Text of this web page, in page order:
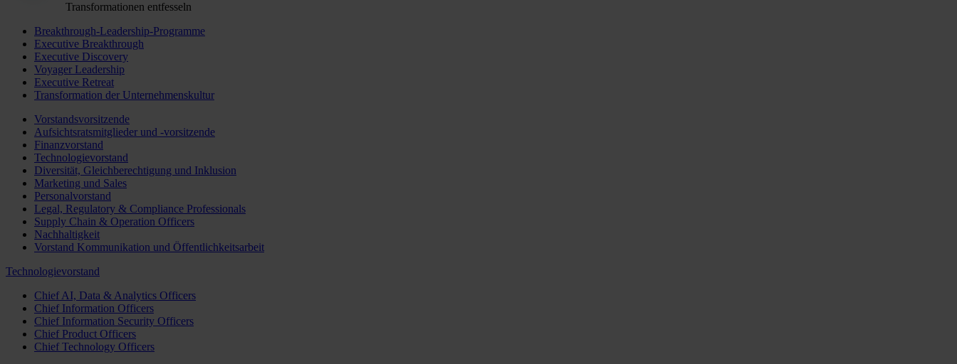
Transformationen entfesseln
Breakthrough-Leadership-Programme
Executive Breakthrough
Executive Discovery
Voyager Leadership
Executive Retreat
Transformation der Unternehmenskultur
Vorstandsvorsitzende
Aufsichtsratsmitglieder und -vorsitzende
Finanzvorstand
Technologievorstand
Diversität, Gleichberechtigung und Inklusion
Marketing und Sales
Personalvorstand
Legal, Regulatory & Compliance Professionals
Supply Chain & Operation Officers
Nachhaltigkeit
Vorstand Kommunikation und Öffentlichkeitsarbeit
Technologievorstand
Chief AI, Data & Analytics Officers
Chief Information Officers
Chief Information Security Officers
Chief Product Officers
Chief Technology Officers